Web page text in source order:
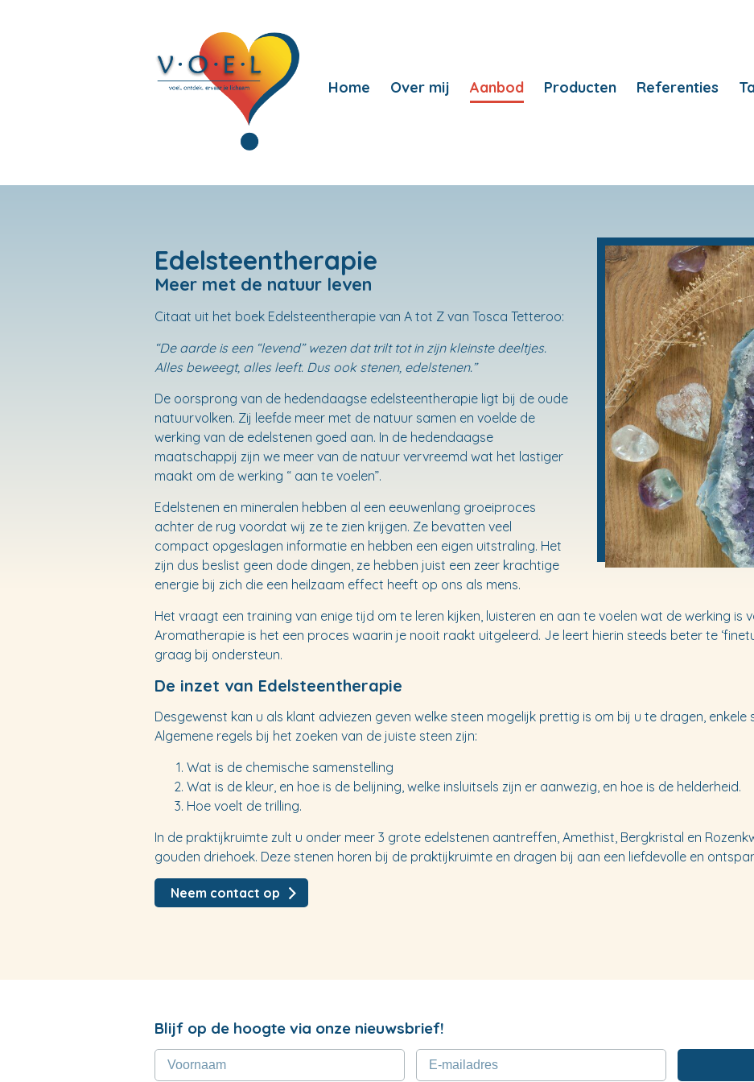
Home Over mij Aanbod Producten Referenties
Edelsteentherapie
Meer met de natuur leven
Citaat uit het boek Edelsteentherapie van A tot Z van Tosca Tetteroo:
“De aarde is een “levend” wezen dat trilt tot in zijn kleinste deeltjes.
Alles beweegt, alles leeft. Dus ook stenen, edelstenen.”
De oorsprong van de hedendaagse edelsteentherapie ligt bij de oude
natuurvolken. Zij leefde meer met de natuur samen en voelde de
werking van de edelstenen goed aan. In de hedendaagse
maatschappij zijn we meer van de natuur vervreemd wat het lastiger
maakt om de werking “ aan te voelen”.
Edelstenen en mineralen hebben al een eeuwenlang groeiproces
achter de rug voordat wij ze te zien krijgen. Ze bevatten veel
compact opgeslagen informatie en hebben een eigen uitstraling. Het
zijn dus beslist geen dode dingen, ze hebben juist een zeer krachtige
energie bij zich die een heilzaam effect heeft op ons als mens.
Het vraagt een training van enige tijd om te leren kijken, luisteren en aan te voelen wat de werking is
Aromatherapie is het een proces waarin je nooit raakt uitgeleerd. Je leert hierin steeds beter te
graag bij ondersteun.
De inzet van Edelsteentherapie
Desgewenst kan u als klant adviezen geven welke steen mogelijk prettig is om bij u te dragen, enkele
Algemene regels bij het zoeken van de juiste steen zijn:
Wat is de chemische samenstelling
Wat is de kleur, en hoe is de belijning, welke insluitsels zijn er aanwezig, en hoe is de helderheid.
Hoe voelt de trilling.
In de praktijkruimte zult u onder meer 3 grote edelstenen aantreffen, Amethist, Bergkristal en
gouden driehoek. Deze stenen horen bij de praktijkruimte en dragen bij aan een liefdevolle en
Neem contact op
Blijf op de hoogte via onze nieuwsbrief!